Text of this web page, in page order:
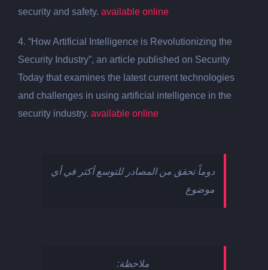
security and safety. available online
4. “How Artificial Intelligence is Revolutionizing the
Security Industry”, an article published on Security
Today that examines the latest current technologies
and challenges in using artificial intelligence in the
security industry. available online
دوماً تحقق من المصادر للتوسع أكثر في أي
موضوع
ملاحظة: